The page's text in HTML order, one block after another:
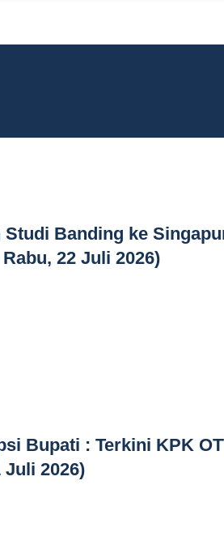
Studi Banding ke
22 Juli 2026)
Bupati : Terkini KPK
Juli 2026)